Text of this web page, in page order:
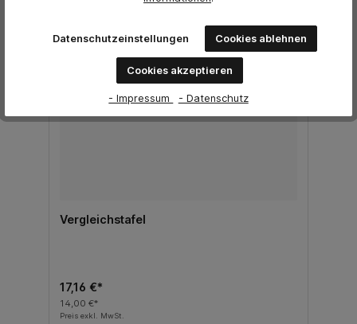
Vergleichstafel
17,16 €*
14,00 €*
Preis exkl. MwSt.
Datenschutzeinstellungen Cookies ablehnen
Cookies akzeptieren
- Impressum - Datenschutz